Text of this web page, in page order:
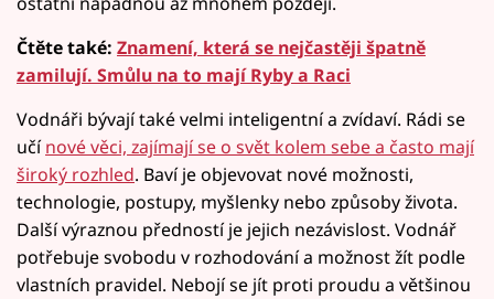
Čtěte také: Znamení, která se nejčastěji špatně
zamilují. Smůlu na to mají Ryby a Raci
Vodnáři bývají také velmi inteligentní a zvídaví. Rádi se
učínové věci, zajímají se o svět kolem sebe a často mají
široký rozhled. Baví je objevovat nové možnosti,
technologie, postupy, myšlenky nebo způsoby života.
Další výraznou předností je jejich nezávislost. Vodnář
potřebuje svobodu v rozhodování a možnost žít podle
vlastních pravidel. Nebojí se jít proti proudu a většinou